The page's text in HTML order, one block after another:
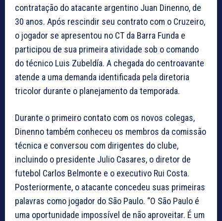
contratação do atacante argentino Juan Dinenno, de
30 anos. Após rescindir seu contrato com o Cruzeiro,
o jogador se apresentou no CT da Barra Funda e
participou de sua primeira atividade sob o comando
do técnico Luis Zubeldía. A chegada do centroavante
atende a uma demanda identificada pela diretoria
tricolor durante o planejamento da temporada.
Durante o primeiro contato com os novos colegas,
Dinenno também conheceu os membros da comissão
técnica e conversou com dirigentes do clube,
incluindo o presidente Julio Casares, o diretor de
futebol Carlos Belmonte e o executivo Rui Costa.
Posteriormente, o atacante concedeu suas primeiras
palavras como jogador do São Paulo. “O São Paulo é
uma oportunidade impossível de não aproveitar. É um